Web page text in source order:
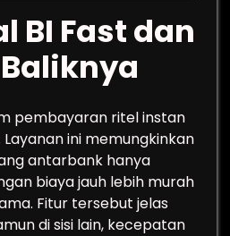
BI Fast dan
pembayaran ritel instan
ini memungkinkan
antarbank hanya
biaya jauh lebih murah
Fitur tersebut jelas
di sisi lain, kecepatan